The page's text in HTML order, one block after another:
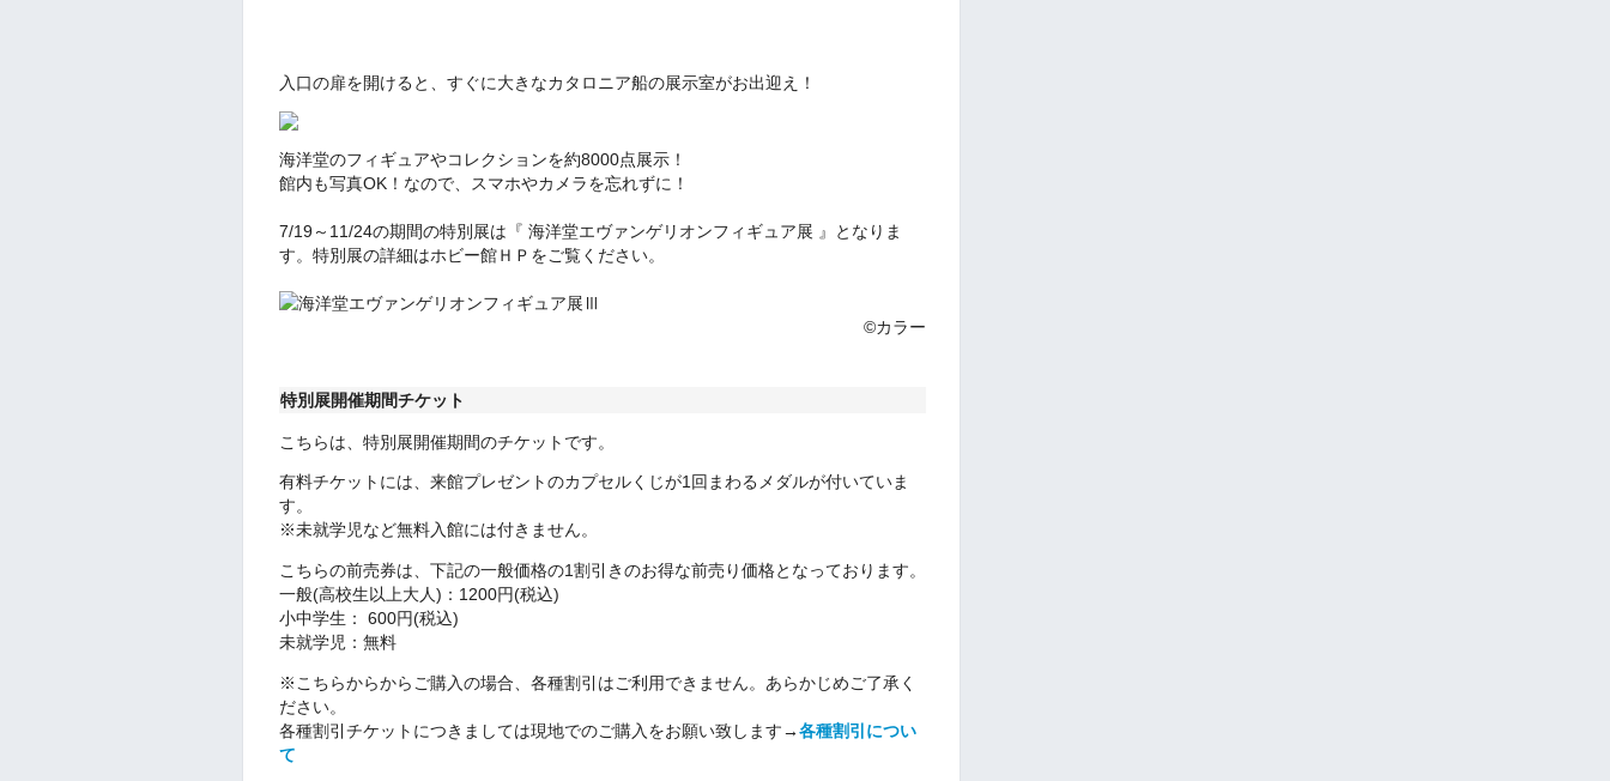
入口の扉を開けると、すぐに大きなカタロニア船の展示室がお出迎え！
海洋堂のフィギュアやコレクションを約8000点展示！
館内も写真OK！なので、スマホやカメラを忘れずに！
7/19～11/24の期間の特別展は『 海洋堂エヴァンゲリオンフィギュア展 』となりま
す。特別展の詳細はホビー館ＨＰをご覧ください。
©カラー
特別展開催期間チケット
こちらは、特別展開催期間のチケットです。
有料チケットには、来館プレゼントのカプセルくじが1回まわるメダルが付いていま
す。
※未就学児など無料入館には付きません。
こちらの前売券は、下記の一般価格の1割引きのお得な前売り価格となっております。
一般(高校生以上大人)：1200円(税込)
小中学生： 600円(税込)
未就学児：無料
※こちらからからご購入の場合、各種割引はご利用できません。 あらかじめご了承く
ださい。
各種割引チケットにつきましては現地でのご購入をお願い致します→各種割引につい
て